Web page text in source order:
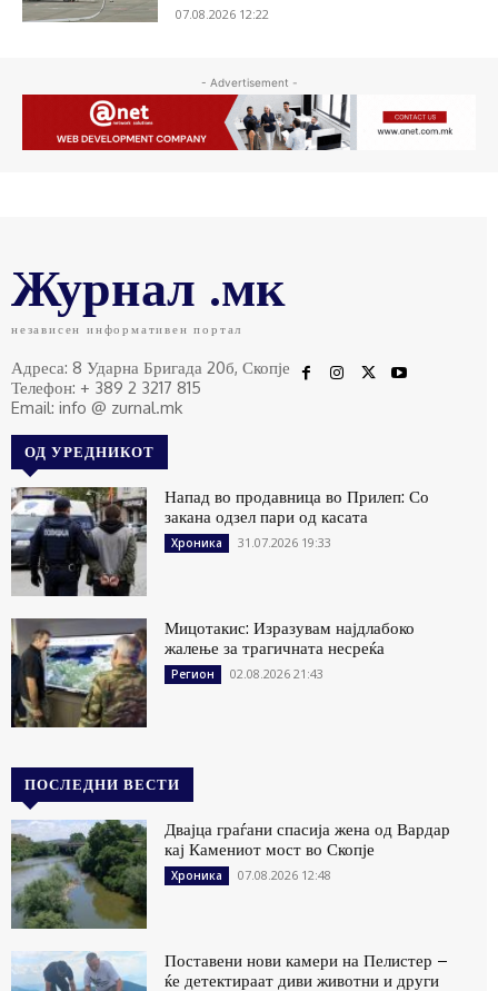
07.08.2026 12:22
- Advertisement -
Журнал .мк
независен информативен портал
Адреса: 8 Ударна Бригада 20б, Скопје
Телефон: + 389 2 3217 815
Email: info @ zurnal.mk
ОД УРЕДНИКОТ
Напад во продавница во Прилеп: Со
закана одзел пари од касата
Хроника 31.07.2026 19:33
Мицотакис: Изразувам најдлабоко
жалење за трагичната несреќа
Регион 02.08.2026 21:43
ПОСЛЕДНИ ВЕСТИ
Двајца граѓани спасија жена од Вардар
кај Камениот мост во Скопје
Хроника 07.08.2026 12:48
Поставени нови камери на Пелистер –
ќе детектираат диви животни и други